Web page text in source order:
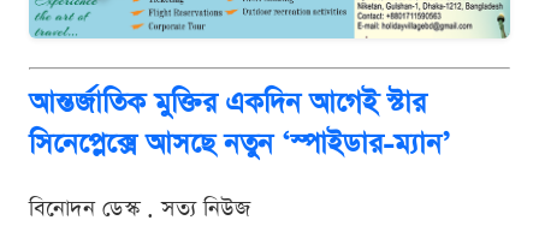
আন্তর্জাতিক মুক্তির একদিন আগেই স্টার
সিনেপ্লেক্সে আসছে নতুন ‘স্পাইডার-ম্যান’
বিনোদন ডেস্ক . সত্য নিউজ